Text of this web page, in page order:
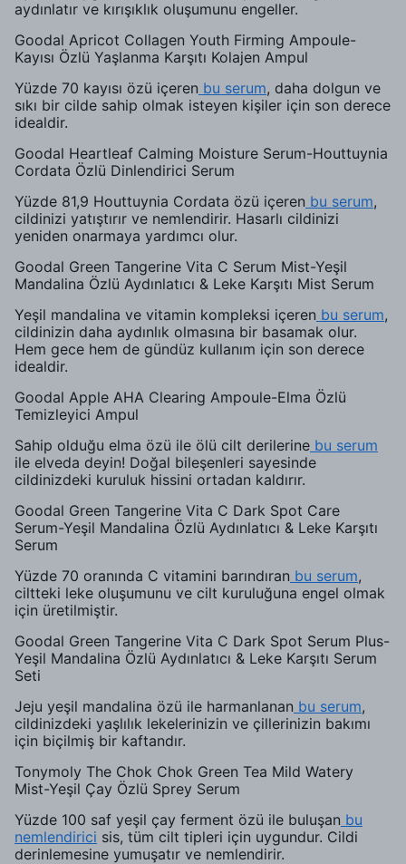
aydınlatır ve kırışıklık oluşumunu engeller.
Goodal Apricot Collagen Youth Firming Ampoule-
Kayısı Özlü Yaşlanma Karşıtı Kolajen Ampul
Yüzde 70 kayısı özü içeren bu serum, daha dolgun ve
sıkı bir cilde sahip olmak isteyen kişiler için son derece
idealdir.
Goodal Heartleaf Calming Moisture Serum-Houttuynia
Cordata Özlü Dinlendirici Serum
Yüzde 81,9 Houttuynia Cordata özü içeren bu serum,
cildinizi yatıştırır ve nemlendirir. Hasarlı cildinizi
yeniden onarmaya yardımcı olur.
Goodal Green Tangerine Vita C Serum Mist-Yeşil
Mandalina Özlü Aydınlatıcı & Leke Karşıtı Mist Serum
Yeşil mandalina ve vitamin kompleksi içeren bu serum,
cildinizin daha aydınlık olmasına bir basamak olur.
Hem gece hem de gündüz kullanım için son derece
idealdir.
Goodal Apple AHA Clearing Ampoule-Elma Özlü
Temizleyici Ampul
Sahip olduğu elma özü ile ölü cilt derilerine bu serum
ile elveda deyin! Doğal bileşenleri sayesinde
cildinizdeki kuruluk hissini ortadan kaldırır.
Goodal Green Tangerine Vita C Dark Spot Care
Serum-Yeşil Mandalina Özlü Aydınlatıcı & Leke Karşıtı
Serum
Yüzde 70 oranında C vitamini barındıran bu serum,
ciltteki leke oluşumunu ve cilt kuruluğuna engel olmak
için üretilmiştir.
Goodal Green Tangerine Vita C Dark Spot Serum Plus-
Yeşil Mandalina Özlü Aydınlatıcı & Leke Karşıtı Serum
Seti
Jeju yeşil mandalina özü ile harmanlanan bu serum,
cildinizdeki yaşlılık lekelerinizin ve çillerinizin bakımı
için biçilmiş bir kaftandır.
Tonymoly The Chok Chok Green Tea Mild Watery
Mist-Yeşil Çay Özlü Sprey Serum
Yüzde 100 saf yeşil çay ferment özü ile buluşan bu
nemlendirici sis, tüm cilt tipleri için uygundur. Cildi
derinlemesine yumuşatır ve nemlendirir.